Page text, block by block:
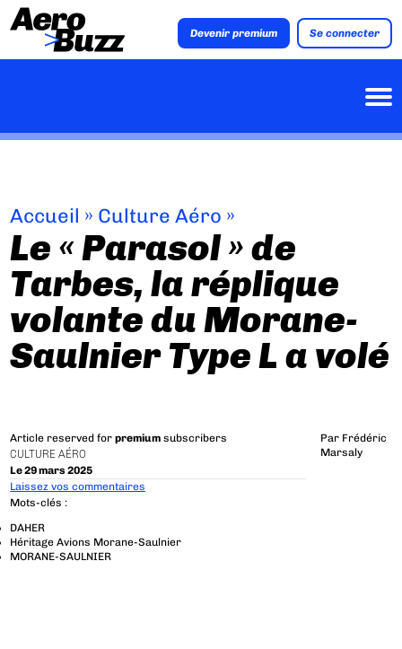
Devenir premium Se connecter
Accueil » Culture Aéro »
Le « Parasol » de
Tarbes, la réplique
volante du Morane-
Saulnier Type L a volé
Article reserved forpremium subscribers
CULTURE AÉRO
Le 29 mars 2025
Par Frédéric
Marsaly
Laissez vos commentaires
Mots-clés :
DAHER
Héritage Avions Morane-Saulnier
MORANE-SAULNIER